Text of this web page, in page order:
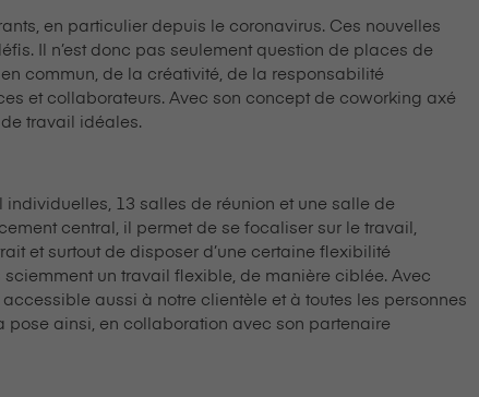
en particulier depuis le coronavirus. Ces nouvelles
Il n’est donc pas seulement question de places de
commun, de la créativité, de la responsabilité
et collaborateurs. Avec son concept de coworking axé
travail idéales.
13 salles de réunion et une salle de
central, il permet de se focaliser sur le travail,
et surtout de disposer d’une certaine flexibilité
un travail flexible, de manière ciblée. Avec
aussi à notre clientèle et à toutes les personnes
pose ainsi, en collaboration avec son partenaire